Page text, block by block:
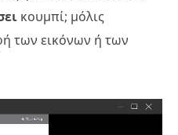
κουμπί; μόλις
των εικόνων ή των